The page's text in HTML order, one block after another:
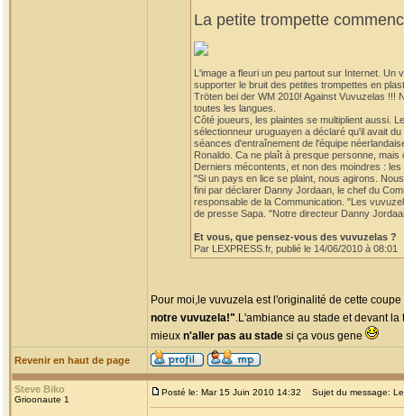
La petite trompette
L'image a fleuri un peu partout sur Internet. Un
supporter le bruit des petites trompettes en
Tröten bei der WM 2010! Against Vuvuzelas
toutes les langues.
Côté joueurs, les plaintes se multiplient aussi.
sélectionneur uruguayen a déclaré qu'il avait
séances d'entraînement de l'équipe
Ronaldo. Ca ne plaît à presque personne,
Derniers mécontents, et non des moindres :
"Si un pays en lice se plaint, nous agirons.
fini par déclarer Danny Jordaan, le chef du
responsable de la Communication. "Les
de presse Sapa. "Notre directeur Danny
Et vous, que pensez-vous des vuvuzelas ?
Par LEXPRESS.fr, publié le 14/06/2010 à 08:01
Pour moi,le vuvuzela est l'originalité de cette
notre vuvuzela!".L'ambiance au stade et devant
mieux n'aller pas au stade si ça vous gene
Revenir en haut de page
Steve Biko
Grioonaute 1
Posté le: Mar 15 Juin 2010 14:32 Sujet du message: